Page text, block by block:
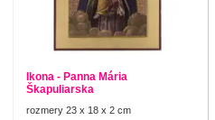
Ikona - Panna Mária
Škapuliarska
rozmery 23 x 18 x 2 cm